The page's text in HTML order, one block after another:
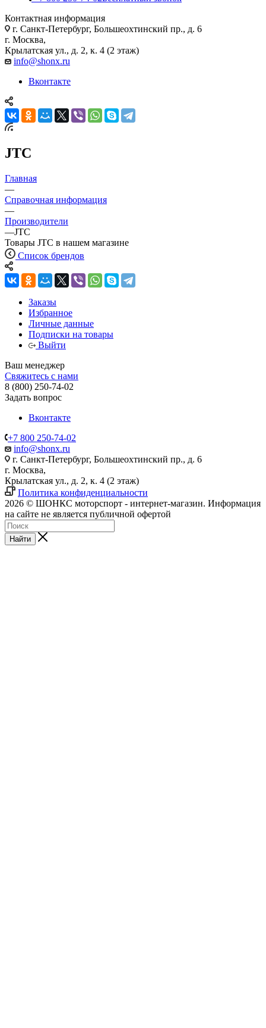
Контактная информация
г. Санкт-Петербург, Большеохтинский пр., д. 6
г. Москва,
Крылатская ул., д. 2, к. 4 (2 этаж)
info@shonx.ru
Вконтакте
JTC
Главная
—
Справочная информация
—
Производители
—JTC
Товары JTC в нашем магазине
Список брендов
Заказы
Избранное
Личные данные
Подписки на товары
Выйти
Ваш менеджер
Свяжитесь с нами
8 (800) 250-74-02
Задать вопрос
Вконтакте
+7 800 250-74-02
info@shonx.ru
г. Санкт-Петербург, Большеохтинский пр., д. 6
г. Москва,
Крылатская ул., д. 2, к. 4 (2 этаж)
Политика конфиденциальности
2026 © ШОНКС моторспорт - интернет-магазин. Информация
на сайте не является публичной офертой
Найти